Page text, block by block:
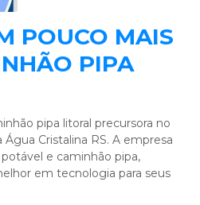
POUCO MAIS
PIPA
pipa litoral precursora no
Cristalina RS. A empresa
e caminhão pipa,
em tecnologia para seus